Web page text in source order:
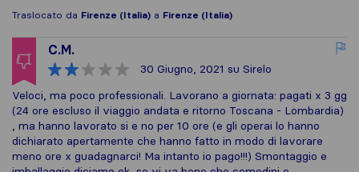
Traslocato da Firenze (Italia) a Firenze (Italia)
C.M.
30 Giugno, 2021 su Sirelo
Veloci, ma poco professionali. Lavorano a giornata: pagati x 3 gg
(24 ore escluso il viaggio andata e ritorno Toscana - Lombardia)
, ma hanno lavorato si e no per 10 ore (e gli operai lo hanno
dichiarato apertamente che hanno fatto in modo di lavorare
meno ore x guadagnarci! Ma intanto io pago!!!) Smontaggio e